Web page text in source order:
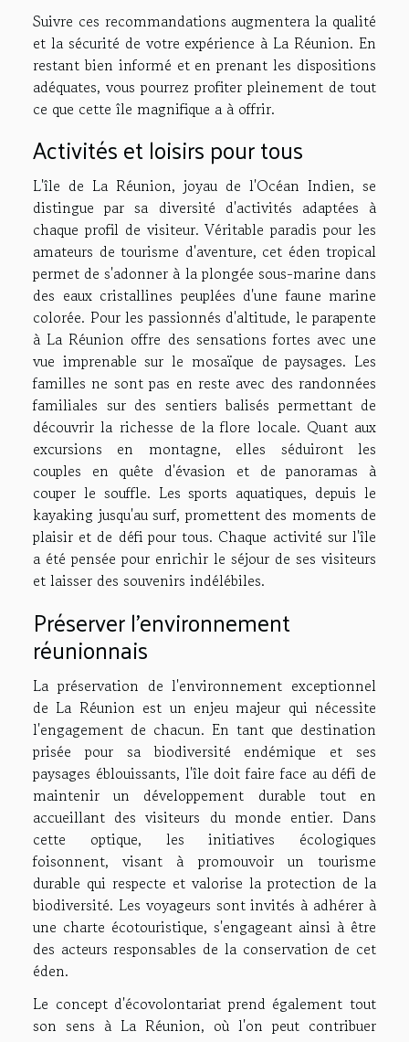
Suivre ces recommandations augmentera la qualité
et la sécurité de votre expérience à La Réunion. En
restant bien informé et en prenant les dispositions
adéquates, vous pourrez profiter pleinement de tout
ce que cette île magnifique a à offrir.
Activités et loisirs pour tous
L'île de La Réunion, joyau de l'Océan Indien, se
distingue par sa diversité d'activités adaptées à
chaque profil de visiteur. Véritable paradis pour les
amateurs de tourisme d'aventure, cet éden tropical
permet de s'adonner à la plongée sous-marine dans
des eaux cristallines peuplées d'une faune marine
colorée. Pour les passionnés d'altitude, le parapente
à La Réunion offre des sensations fortes avec une
vue imprenable sur le mosaïque de paysages. Les
familles ne sont pas en reste avec des randonnées
familiales sur des sentiers balisés permettant de
découvrir la richesse de la flore locale. Quant aux
excursions en montagne, elles séduiront les
couples en quête d'évasion et de panoramas à
couper le souffle. Les sports aquatiques, depuis le
kayaking jusqu'au surf, promettent des moments de
plaisir et de défi pour tous. Chaque activité sur l'île
a été pensée pour enrichir le séjour de ses visiteurs
et laisser des souvenirs indélébiles.
Préserver l'environnement
réunionnais
La préservation de l'environnement exceptionnel
de La Réunion est un enjeu majeur qui nécessite
l'engagement de chacun. En tant que destination
prisée pour sa biodiversité endémique et ses
paysages éblouissants, l'île doit faire face au défi de
maintenir un développement durable tout en
accueillant des visiteurs du monde entier. Dans
cette optique, les initiatives écologiques
foisonnent, visant à promouvoir un tourisme
durable qui respecte et valorise la protection de la
biodiversité. Les voyageurs sont invités à adhérer à
une charte écotouristique, s'engageant ainsi à être
des acteurs responsables de la conservation de cet
éden.
Le concept d'écovolontariat prend également tout
son sens à La Réunion, où l'on peut contribuer